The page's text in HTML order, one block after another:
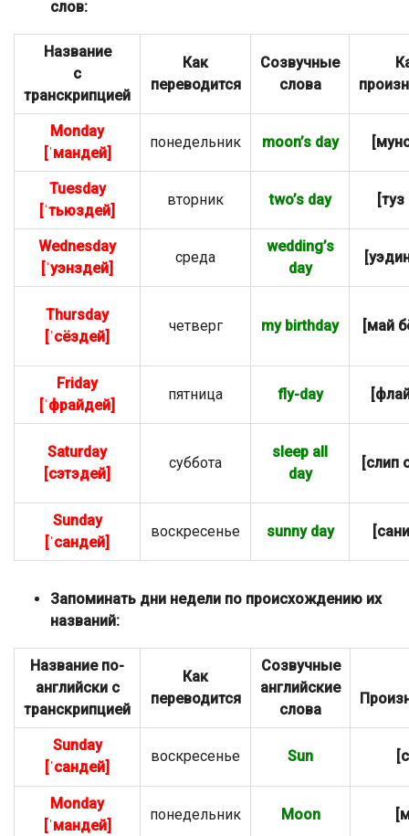
слов:
Название
с
транскрипцией
Как
переводится
Созвучные
слова
Monday
[ˈмандей]
понедельник moon’s day
Tuesday
[ˈтьюздей]
вторник two’s day
Wednesday
[ˈуэнздей]
среда
wedding’s
day
Thursday
[ˈсёздей]
четверг my birthday [май
Friday
[ˈфрайдей]
пятница fly-day
Saturday
[сэтэдей]
суббота
sleep all
day
[слип
Sunday
[ˈсандей]
воскресенье sunny day
Запоминать дни недели по происхождению их
названий:
Название по-
английски с
транскрипцией
Как
переводится
Созвучные
английские
слова
Sunday
[ˈсандей]
воскресенье Sun
Monday
[ˈмандей]
понедельник Moon